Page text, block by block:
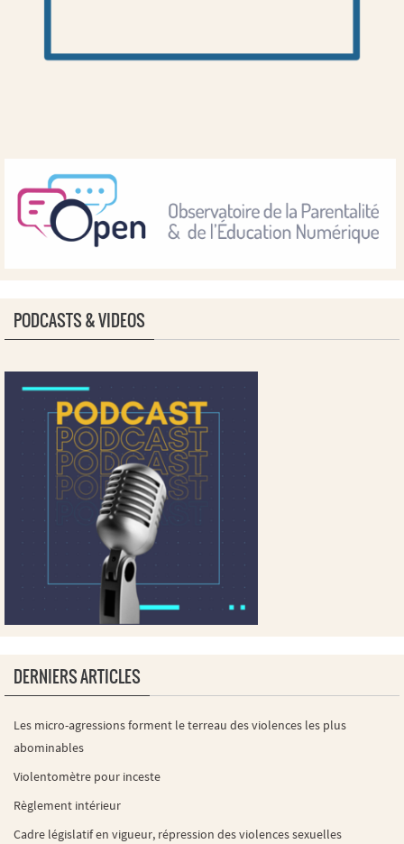
PODCASTS & VIDEOS
DERNIERS ARTICLES
Les micro-agressions forment le terreau des violences les plus
abominables
Violentomètre pour inceste
Règlement intérieur
Cadre législatif en vigueur, répression des violences sexuelles